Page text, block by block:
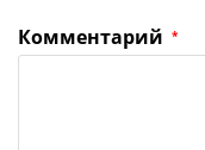
Комментарий *